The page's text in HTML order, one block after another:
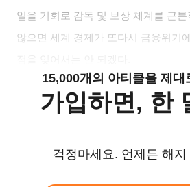
일을 기회로 감독 및 보상 체계를 근본
않으면 세계 경제가 또다시 금융위기
15,000개의 아티클을 제대
가입하면, 한
걱정마세요. 언제든 해